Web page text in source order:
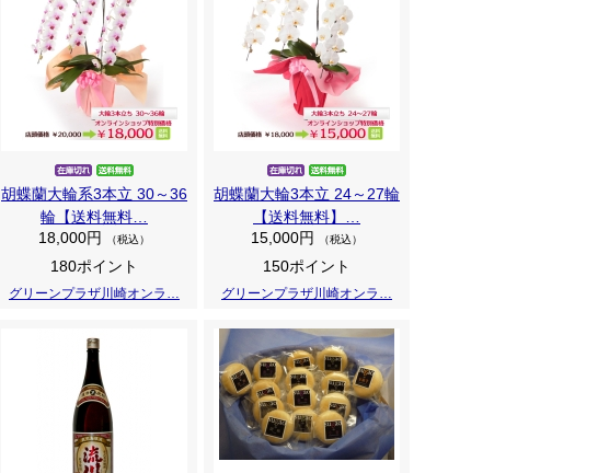
胡蝶蘭大輪系3本立 30～36
輪【送料無料…
18,000円
（税込）
180ポイント
グリーンプラザ川崎オンラ…
胡蝶蘭大輪3本立 24～27輪
【送料無料】…
15,000円
（税込）
150ポイント
グリーンプラザ川崎オンラ…